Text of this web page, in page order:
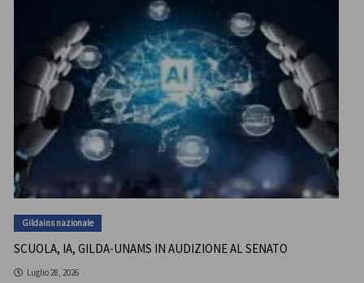
Gildains nazionale
SCUOLA, IA, GILDA-UNAMS IN AUDIZIONE AL SENATO
Luglio 28, 2026